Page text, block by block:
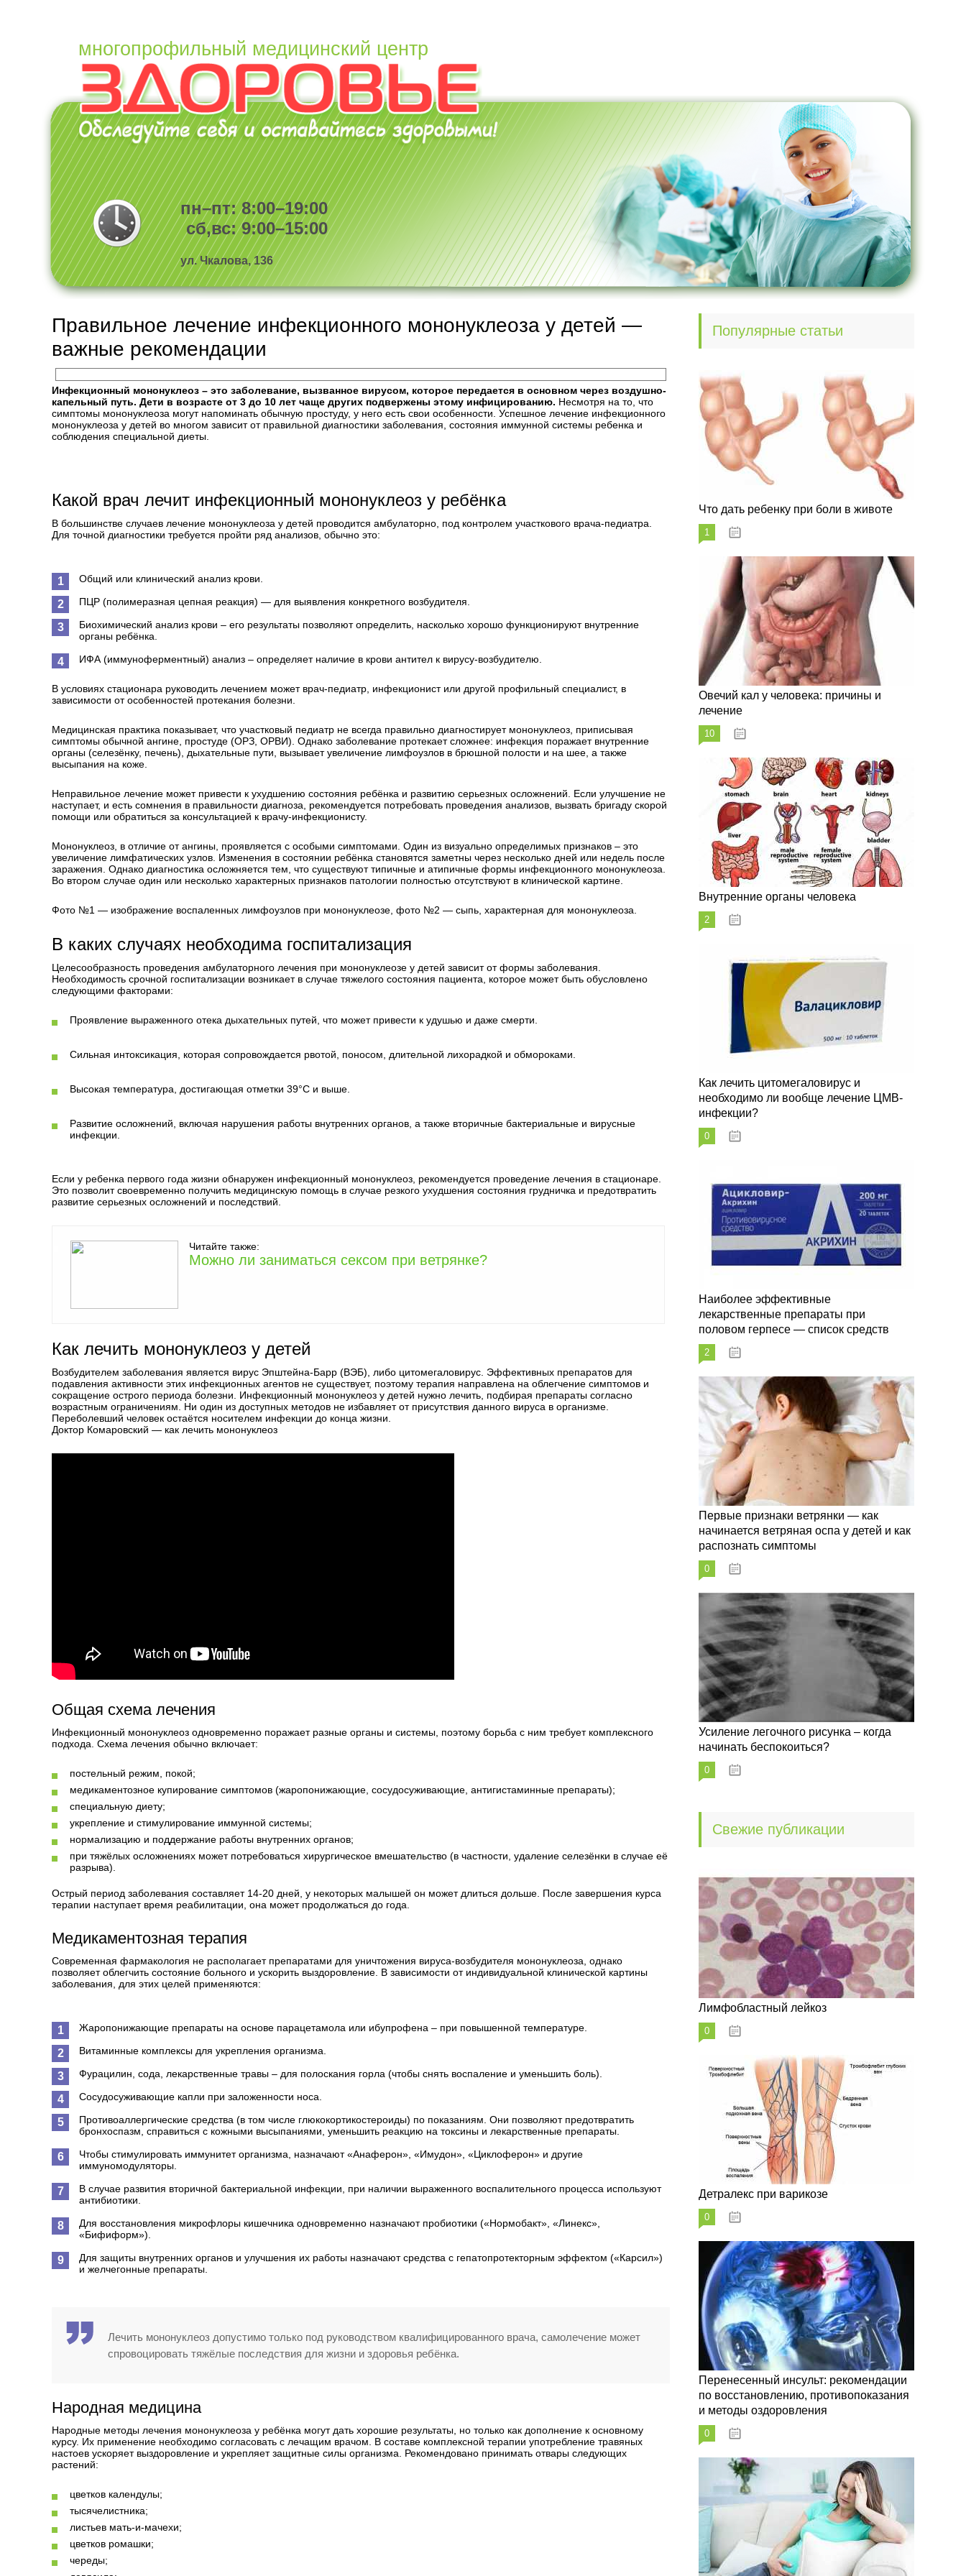
многопрофильный медицинский центр
пн–пт: 8:00–19:00
сб,вс: 9:00–15:00
ул. Чкалова, 136
Правильное лечение инфекционного мононуклеоза у детей —
важные рекомендации
Инфекционный мононуклеоз – это заболевание, вызванное вирусом, которое передается в основном через воздушно-
капельный путь. Дети в возрасте от 3 до 10 лет чаще других подвержены этому инфицированию. Несмотря на то, что
симптомы мононуклеоза могут напоминать обычную простуду, у него есть свои особенности. Успешное лечение инфекционного
мононуклеоза у детей во многом зависит от правильной диагностики заболевания, состояния иммунной системы ребенка и
соблюдения специальной диеты.
Какой врач лечит инфекционный мононуклеоз у ребёнка
В большинстве случаев лечение мононуклеоза у детей проводится амбулаторно, под контролем участкового врача-педиатра.
Для точной диагностики требуется пройти ряд анализов, обычно это:
Общий или клинический анализ крови.
ПЦР (полимеразная цепная реакция) — для выявления конкретного возбудителя.
Биохимический анализ крови – его результаты позволяют определить, насколько хорошо функционируют внутренние
органы ребёнка.
ИФА (иммуноферментный) анализ – определяет наличие в крови антител к вирусу-возбудителю.
В условиях стационара руководить лечением может врач-педиатр, инфекционист или другой профильный специалист, в
зависимости от особенностей протекания болезни.
Медицинская практика показывает, что участковый педиатр не всегда правильно диагностирует мононуклеоз, приписывая
симптомы обычной ангине, простуде (ОРЗ, ОРВИ). Однако заболевание протекает сложнее: инфекция поражает внутренние
органы (селезёнку, печень), дыхательные пути, вызывает увеличение лимфоузлов в брюшной полости и на шее, а также
высыпания на коже.
Неправильное лечение может привести к ухудшению состояния ребёнка и развитию серьезных осложнений. Если улучшение не
наступает, и есть сомнения в правильности диагноза, рекомендуется потребовать проведения анализов, вызвать бригаду скорой
помощи или обратиться за консультацией к врачу-инфекционисту.
Мононуклеоз, в отличие от ангины, проявляется с особыми симптомами. Один из визуально определимых признаков – это
увеличение лимфатических узлов. Изменения в состоянии ребёнка становятся заметны через несколько дней или недель после
заражения. Однако диагностика осложняется тем, что существуют типичные и атипичные формы инфекционного мононуклеоза.
Во втором случае один или несколько характерных признаков патологии полностью отсутствуют в клинической картине.
Фото №1 — изображение воспаленных лимфоузлов при мононуклеозе, фото №2 — сыпь, характерная для мононуклеоза.
В каких случаях необходима госпитализация
Целесообразность проведения амбулаторного лечения при мононуклеозе у детей зависит от формы заболевания.
Необходимость срочной госпитализации возникает в случае тяжелого состояния пациента, которое может быть обусловлено
следующими факторами:
Проявление выраженного отека дыхательных путей, что может привести к удушью и даже смерти.
Сильная интоксикация, которая сопровождается рвотой, поносом, длительной лихорадкой и обмороками.
Высокая температура, достигающая отметки 39°C и выше.
Развитие осложнений, включая нарушения работы внутренних органов, а также вторичные бактериальные и вирусные
инфекции.
Если у ребенка первого года жизни обнаружен инфекционный мононуклеоз, рекомендуется проведение лечения в стационаре.
Это позволит своевременно получить медицинскую помощь в случае резкого ухудшения состояния грудничка и предотвратить
развитие серьезных осложнений и последствий.
Читайте также:
Можно ли заниматься сексом при ветрянке?
Как лечить мононуклеоз у детей
Возбудителем заболевания является вирус Эпштейна-Барр (ВЭБ), либо цитомегаловирус. Эффективных препаратов для
подавления активности этих инфекционных агентов не существует, поэтому терапия направлена на облегчение симптомов и
сокращение острого периода болезни. Инфекционный мононуклеоз у детей нужно лечить, подбирая препараты согласно
возрастным ограничениям. Ни один из доступных методов не избавляет от присутствия данного вируса в организме.
Переболевший человек остаётся носителем инфекции до конца жизни.
Доктор Комаровский — как лечить мононуклеоз
Общая схема лечения
Инфекционный мононуклеоз одновременно поражает разные органы и системы, поэтому борьба с ним требует комплексного
подхода. Схема лечения обычно включает:
постельный режим, покой;
медикаментозное купирование симптомов (жаропонижающие, сосудосуживающие, антигистаминные препараты);
специальную диету;
укрепление и стимулирование иммунной системы;
нормализацию и поддержание работы внутренних органов;
при тяжёлых осложнениях может потребоваться хирургическое вмешательство (в частности, удаление селезёнки в случае её
разрыва).
Острый период заболевания составляет 14-20 дней, у некоторых малышей он может длиться дольше. После завершения курса
терапии наступает время реабилитации, она может продолжаться до года.
Медикаментозная терапия
Современная фармакология не располагает препаратами для уничтожения вируса-возбудителя мононуклеоза, однако
позволяет облегчить состояние больного и ускорить выздоровление. В зависимости от индивидуальной клинической картины
заболевания, для этих целей применяются:
Жаропонижающие препараты на основе парацетамола или ибупрофена – при повышенной температуре.
Витаминные комплексы для укрепления организма.
Фурацилин, сода, лекарственные травы – для полоскания горла (чтобы снять воспаление и уменьшить боль).
Сосудосуживающие капли при заложенности носа.
Противоаллергические средства (в том числе глюкокортикостероиды) по показаниям. Они позволяют предотвратить
бронхоспазм, справиться с кожными высыпаниями, уменьшить реакцию на токсины и лекарственные препараты.
Чтобы стимулировать иммунитет организма, назначают «Анаферон», «Имудон», «Циклоферон» и другие
иммуномодуляторы.
В случае развития вторичной бактериальной инфекции, при наличии выраженного воспалительного процесса используют
антибиотики.
Для восстановления микрофлоры кишечника одновременно назначают пробиотики («Нормобакт», «Линекс»,
«Бифиформ»).
Для защиты внутренних органов и улучшения их работы назначают средства с гепатопротекторным эффектом («Карсил»)
и желчегонные препараты.
Лечить мононуклеоз допустимо только под руководством квалифицированного врача, самолечение может
спровоцировать тяжёлые последствия для жизни и здоровья ребёнка.
Народная медицина
Народные методы лечения мононуклеоза у ребёнка могут дать хорошие результаты, но только как дополнение к основному
курсу. Их применение необходимо согласовать с лечащим врачом. В составе комплексной терапии употребление травяных
настоев ускоряет выздоровление и укрепляет защитные силы организма. Рекомендовано принимать отвары следующих
растений:
цветков календулы;
тысячелистника;
листьев мать-и-мачехи;
цветков ромашки;
череды;
Популярные статьи
Что дать ребенку при боли в животе
1
Овечий кал у человека: причины и
лечение
10
Внутренние органы человека
2
Как лечить цитомегаловирус и
необходимо ли вообще лечение ЦМВ-
инфекции?
0
Наиболее эффективные
лекарственные препараты при
половом герпесе — список средств
2
Первые признаки ветрянки — как
начинается ветряная оспа у детей и как
распознать симптомы
0
Усиление легочного рисунка – когда
начинать беспокоиться?
0
Свежие публикации
Лимфобластный лейкоз
0
Детралекс при варикозе
0
Перенесенный инсульт: рекомендации
по восстановлению, противопоказания
и методы оздоровления
0